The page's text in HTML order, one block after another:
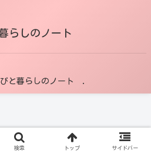
らしのノート
と暮らしのノート .
検索 トップ サイドバー